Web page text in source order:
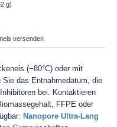
g)
versenden
(−80°C) oder mit
Sie das Entnahmedatum, die
bei. Kontaktieren
FFPE oder
Nanopore Ultra-Lang